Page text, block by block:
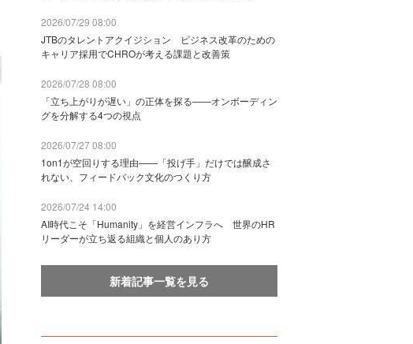
2026/07/29 08:00
JTBのタレントアクイジション ビジネス改革のための
キャリア採用でCHROが考える課題と改善策
2026/07/28 08:00
「立ち上がりが遅い」の正体を探る——オンボーディン
グを分解する4つの視点
2026/07/27 08:00
1on1が空回りする理由——「投げ手」だけでは醸成さ
れない、フィードバック文化のつくり方
2026/07/24 14:00
AI時代こそ「Humanity」を経営インフラへ 世界のHR
リーダーが立ち返る組織と個人のあり方
新着記事一覧を見る